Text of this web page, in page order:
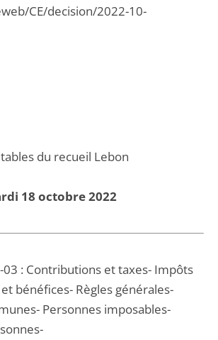
du recueil Lebon
18 octobre 2022
03 : Contributions et taxes- Impôts
bénéfices- Règles générales-
Personnes imposables-
CE/decision/2022-10-